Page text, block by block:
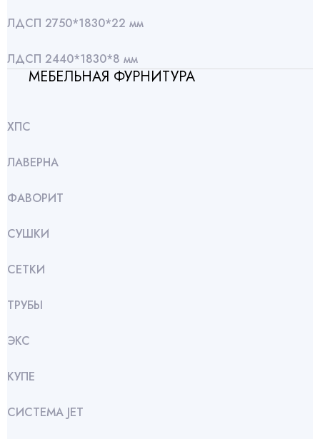
ЛДСП 2750*1830*22 мм
ЛДСП 2440*1830*8 мм
МЕБЕЛЬНАЯ ФУРНИТУРА
ХПС
ЛАВЕРНА
ФАВОРИТ
СУШКИ
СЕТКИ
ТРУБЫ
ЭКС
КУПЕ
СИСТЕМА JET